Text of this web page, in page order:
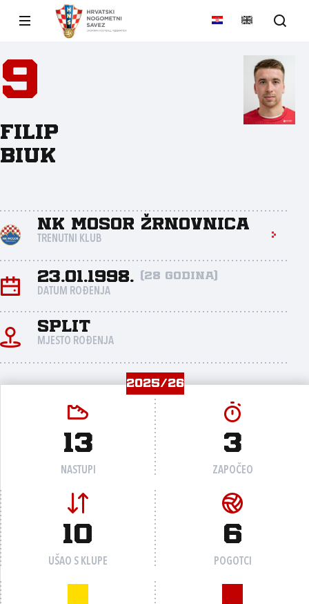
9
Filip
Biuk
NK Mosor Žrnovnica
TRENUTNI KLUB
23.01.1998. (28 godina)
DATUM ROĐENJA
Split
MJESTO ROĐENJA
2025/26
13
NASTUPI
3
ZAPOČEO
10
UŠAO S KLUPE
6
POGOTCI